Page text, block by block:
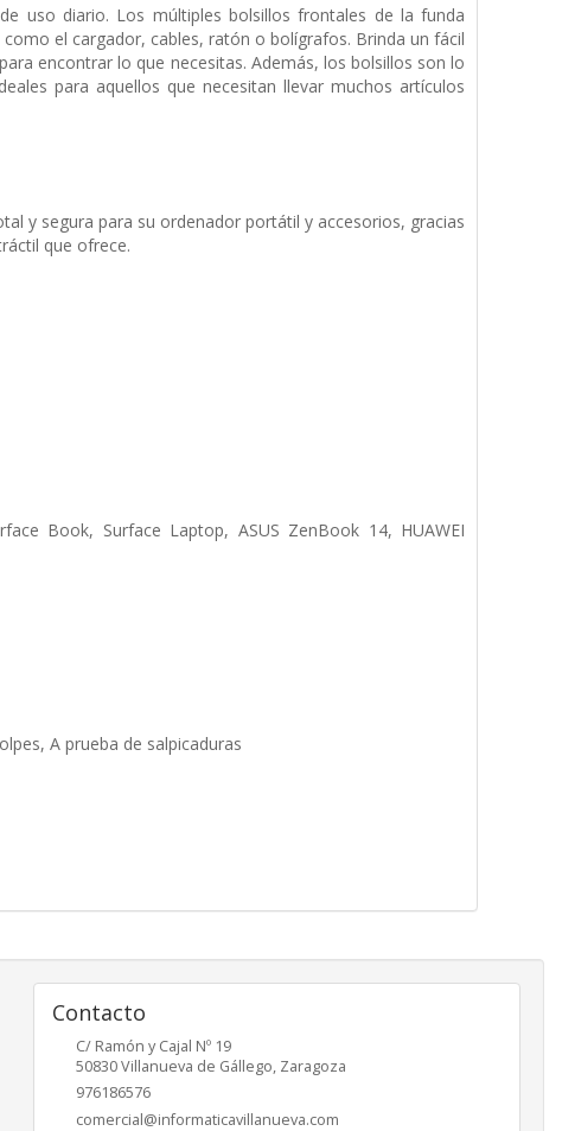
uso diario. Los múltiples bolsillos frontales de la funda
el cargador, cables, ratón o bolígrafos. Brinda un fácil
encontrar lo que necesitas. Además, los bolsillos son lo
para aquellos que necesitan llevar muchos artículos
y segura para su ordenador portátil y accesorios, gracias
que ofrece.
Book, Surface Laptop, ASUS ZenBook 14, HUAWEI
A prueba de salpicaduras
Contacto
C/ Ramón y Cajal Nº 19
50830Villanueva de Gállego, Zaragoza
976186576
comercial@informaticavillanueva.com